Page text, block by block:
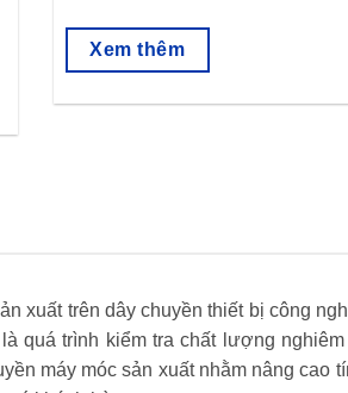
Xem thêm
xuất trên dây chuyền thiết bị công
quá trình kiểm tra chất lượng
máy móc sản xuất nhằm nâng